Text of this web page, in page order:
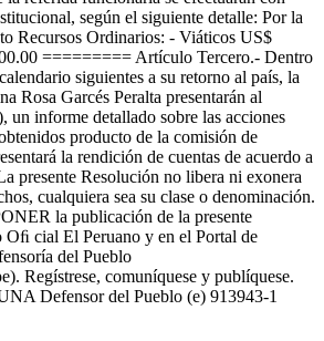
según el siguiente detalle: Por la
Recursos Ordinarios: - Viáticos US$
========= Artículo Tercero.- Dentro
siguientes a su retorno al país, la
Rosa Garcés Peralta presentarán al
un informe detallado sobre las acciones
producto de la comisión de
la rendición de cuentas de acuerdo a
presente Resolución no libera ni exonera
cualquiera sea su clase o denominación.
la publicación de la presente
cial El Peruano y en el Portal de
del Pueblo
Regístrese, comuníquese y publíquese.
Defensor del Pueblo (e) 913943-1